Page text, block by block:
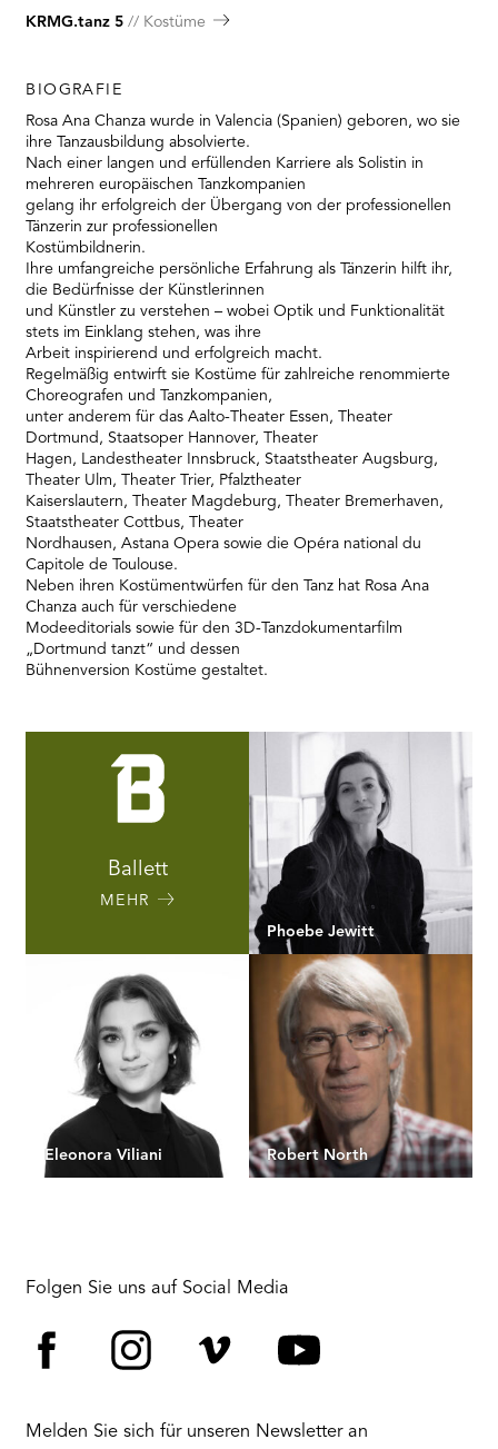
KRMG.tanz 5 Kostüme
BIOGRAFIE
Rosa Ana Chanza wurde in Valencia (Spanien) geboren, wo sie
ihre Tanzausbildung absolvierte.
Nach einer langen und erfüllenden Karriere als Solistin in
mehreren europäischen Tanzkompanien
gelang ihr erfolgreich der Übergang von der professionellen
Tänzerin zur professionellen
Kostümbildnerin.
Ihre umfangreiche persönliche Erfahrung als Tänzerin hilft ihr,
die Bedürfnisse der Künstlerinnen
und Künstler zu verstehen – wobei Optik und Funktionalität
stets im Einklang stehen, was ihre
Arbeit inspirierend und erfolgreich macht.
Regelmäßig entwirft sie Kostüme für zahlreiche renommierte
Choreografen und Tanzkompanien,
unter anderem für das Aalto-Theater Essen, Theater
Dortmund, Staatsoper Hannover, Theater
Hagen, Landestheater Innsbruck, Staatstheater Augsburg,
Theater Ulm, Theater Trier, Pfalztheater
Kaiserslautern, Theater Magdeburg, Theater Bremerhaven,
Staatstheater Cottbus, Theater
Nordhausen, Astana Opera sowie die Opéra national du
Capitole de Toulouse.
Neben ihren Kostümentwürfen für den Tanz hat Rosa Ana
Chanza auch für verschiedene
Modeeditorials sowie für den 3D-Tanzdokumentarfilm
„Dortmund tanzt“ und dessen
Bühnenversion Kostüme gestaltet.
Ballett
MEHR
Phoebe Jewitt
Eleonora Viliani Robert North
Folgen Sie uns auf Social Media
Melden Sie sich für unseren Newsletter an